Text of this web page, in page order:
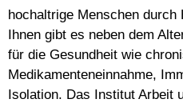
hochaltrige Menschen durch
Ihnen gibt es neben dem
für die Gesundheit wie
Medikamenteneinnahme,
Isolation. Das Institut Arbeit